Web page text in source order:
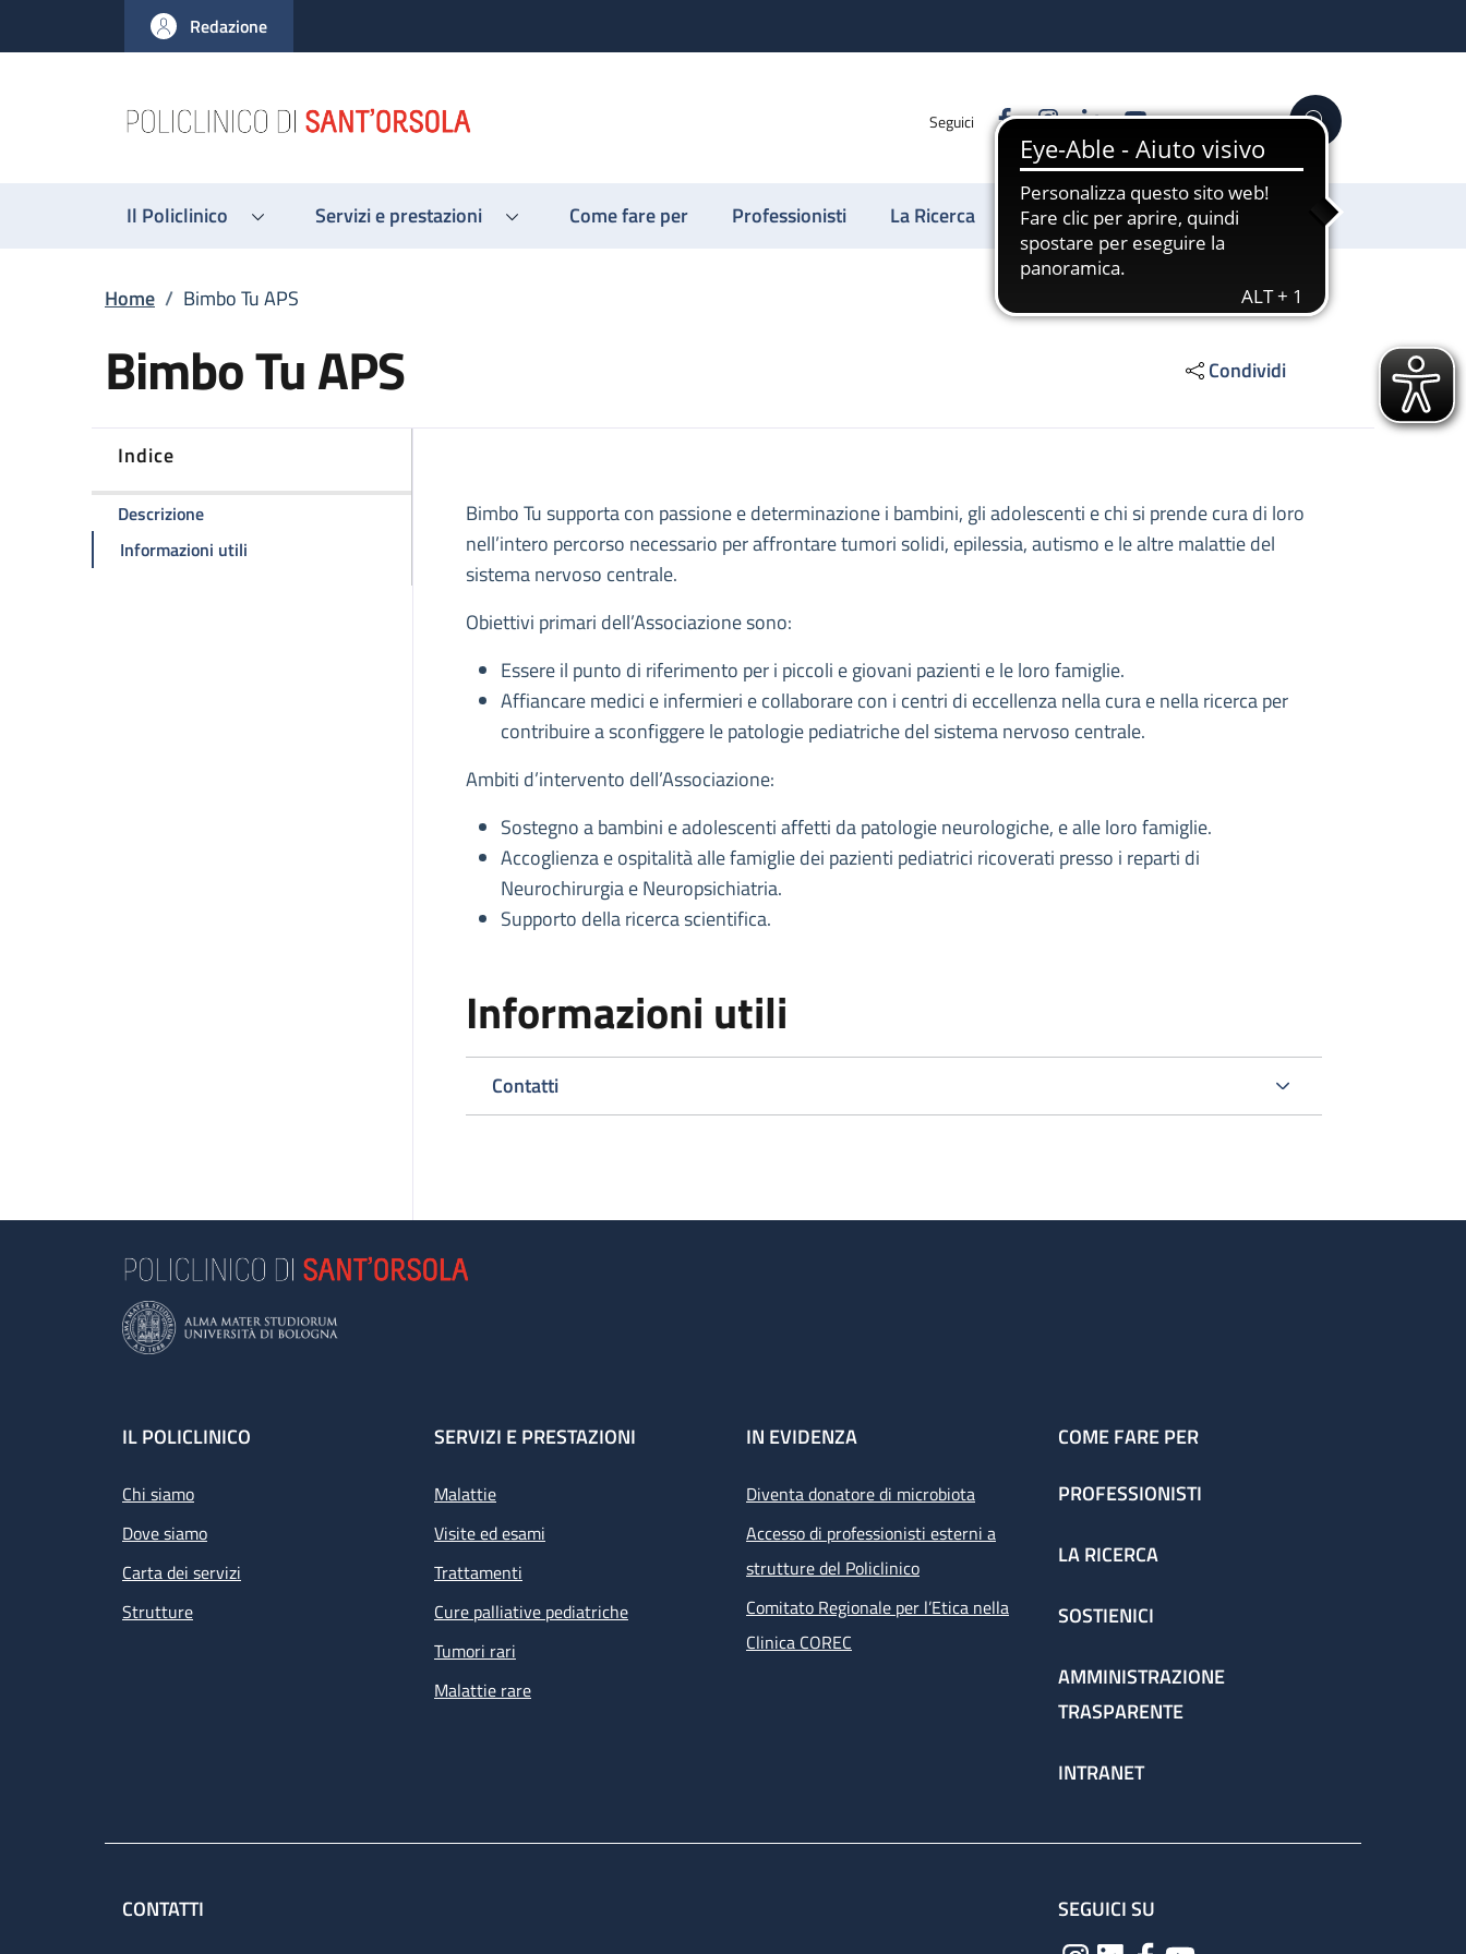
al contenuto principale
to footer content
Redazione
Seguici FacebookInstagram
LinkedinYouTube Cerca
Il Policlinico Servizi e prestazioni Come fare per Professionisti La Ricerca Sostienici
Briciole di pane
Home / Bimbo Tu APS
Bimbo Tu APS Condividi
Indice
Descrizionedella pagina Bimbo Tu APS
Informazioni utili
Descrizione
Bimbo Tu supporta con passione e determinazione i bambini, gli adolescenti e chi si prende cura di loro
nell’intero percorso necessario per affrontare tumori solidi, epilessia, autismo e le altre malattie del
sistema nervoso centrale.
Obiettivi primari dell’Associazione sono:
Essere il punto di riferimento per i piccoli e giovani pazienti e le loro famiglie.
Affiancare medici e infermieri e collaborare con i centri di eccellenza nella cura e nella ricerca per
contribuire a sconfiggere le patologie pediatriche del sistema nervoso centrale.
Ambiti d’intervento dell’Associazione:
Sostegno a bambini e adolescenti affetti da patologie neurologiche, e alle loro famiglie.
Accoglienza e ospitalità alle famiglie dei pazienti pediatrici ricoverati presso i reparti di
Neurochirurgia e Neuropsichiatria.
Supporto della ricerca scientifica.
Informazioni utili
Contatti
Footer
IL POLICLINICO
Chi siamo
Dove siamo
Carta dei servizi
Strutture
SERVIZI E PRESTAZIONI
Malattie
Visite ed esami
Trattamenti
Cure palliative pediatriche
Tumori rari
Malattie rare
IN EVIDENZA
Diventa donatore di microbiota
Accesso di professionisti esterni a
strutture del Policlinico
Comitato Regionale per l’Etica nella
Clinica COREC
COME FARE PER
PROFESSIONISTI
LA RICERCA
SOSTIENICI
AMMINISTRAZIONE
TRASPARENTE
INTRANET
CONTATTI SEGUICI SU